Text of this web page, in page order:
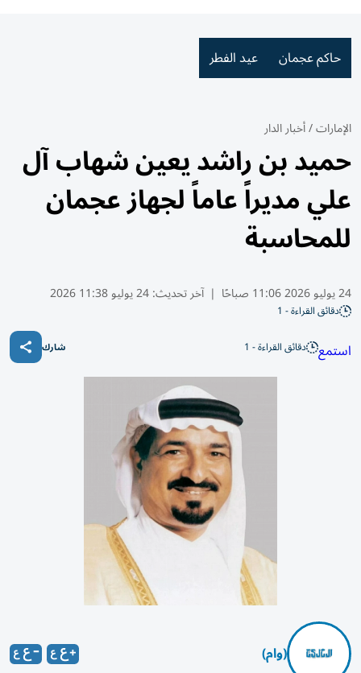
حاكم عجمان عيد الفطر
الإمارات/أخبار الدار
حميد بن راشد يعين شهاب آل
علي مديراً عاماً لجهاز عجمان
للمحاسبة
24 يوليو 2026 11:06 صباحًا | آخر تحديث:24 يوليو 11:38 2026
دقائق القراءة - 1
استمع دقائق القراءة - 1 شارك
(وام)